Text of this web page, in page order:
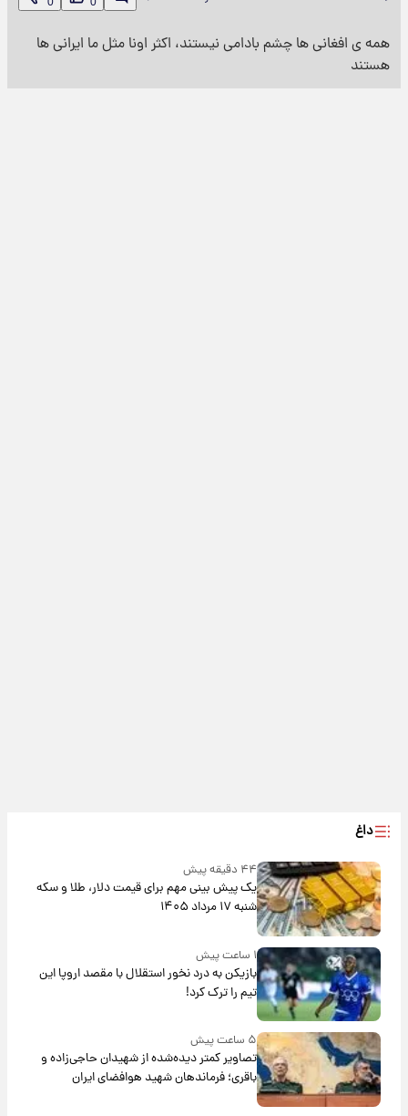
همه ی افغانی ها چشم بادامی نیستند، اکثر اونا مثل ما ایرانی ها
هستند
داغ
۴۴ دقیقه پیش
یک پیش ‌بینی مهم برای قیمت دلار، طلا و سکه
شنبه ۱۷ مرداد ۱۴۰۵
۱ ساعت پیش
بازیکن به درد نخور استقلال با مقصد اروپا این
تیم را ترک کرد!
۵ ساعت پیش
تصاویر کمتر دیده‌شده از شهیدان حاجی‌زاده و
باقری؛ فرماندهان شهید هوافضای ایران